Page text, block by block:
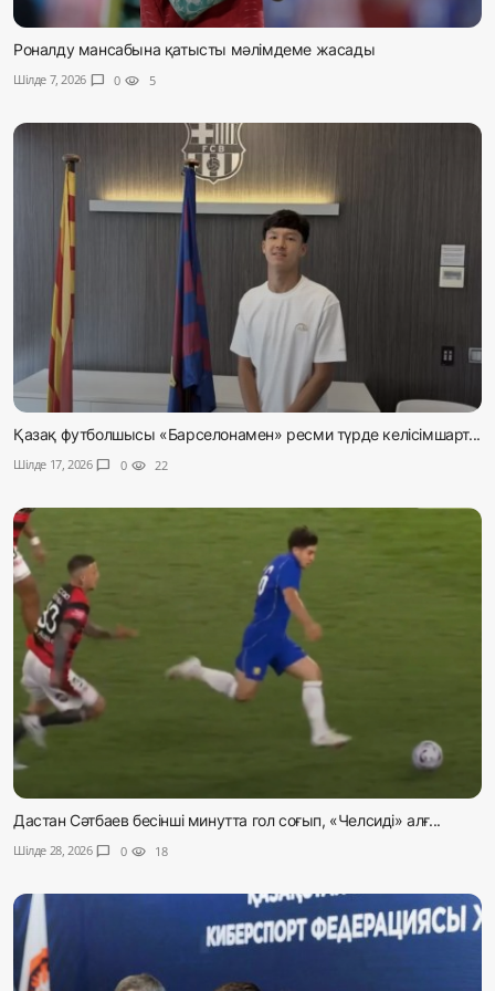
Роналду мансабына қатысты мәлімдеме жасады
Шілде 7, 2026 chat_bubble 0 visibility 5
Қазақ футболшысы «Барселонамен» ресми түрде келісімшарт...
Шілде 17, 2026 chat_bubble 0 visibility 22
Дастан Сәтбаев бесінші минутта гол соғып, «Челсиді» алғ...
Шілде 28, 2026 chat_bubble 0 visibility 18